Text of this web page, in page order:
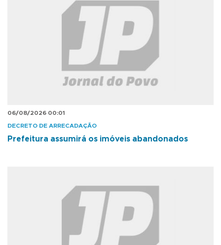
06/08/2026 00:01
DECRETO DE ARRECADAÇÃO
Prefeitura assumirá os imóveis abandonados